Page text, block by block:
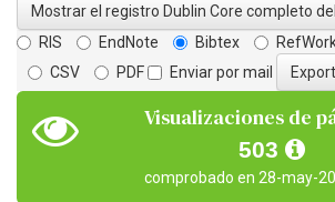
Mostrar el registro Dublin Core completo
RIS
EndNote Bibtex
CSV
PDF Enviar por mail
Visualizaciones de
503
comprobado en 28-may-